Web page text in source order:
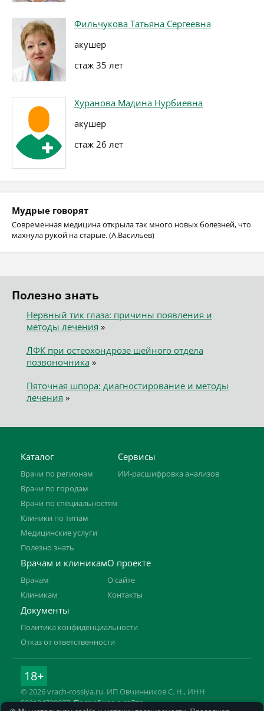
Фильчукова Татьяна Сергеевна
акушер
стаж 35 лет
Хуранова Мадина Нурбиевна
акушер
стаж 26 лет
Мудрые говорят
Современная медицина открыла так много новых болезней, что
махнула рукой на старые. (А.Васильев)
Полезно знать
Нервный тик глаза: причины появления и
методы лечения »
ЛФК при остеохондрозе шейного отдела
позвоночника»
Пяточная шпора: диагностирование и методы
лечения »
Каталог
Врачи по регионам
Врачи по городам
Врачи по специальностям
Клиники по типам
Медицинские услуги
Полезно знать
Сервисы
ИИ-расшифровка анализов
Врачам и клиникам
Врачам
Клиникам
О проекте
О сайте
Контакты
Документы
Политика конфиденциальности
Отказ от ответственности
18+
© 2026 vrach-rossiya.ru. ИП Овчинников С. Н., ИНН
592104728977.Подробнее о сайте